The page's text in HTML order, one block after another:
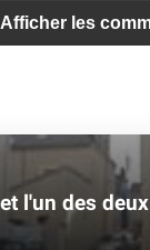
Afficher les
l'un des